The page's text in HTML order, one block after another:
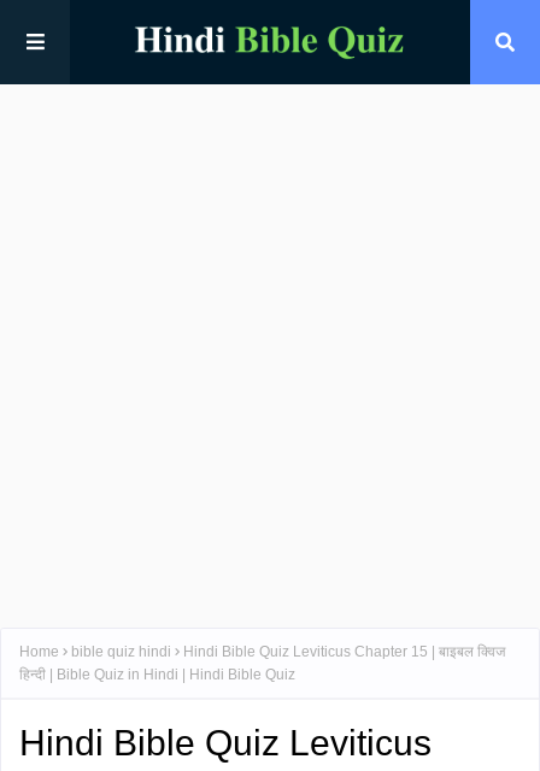
Home bible quiz hindi
Hindi Bible Quiz Leviticus Chapter 15 | बाइबल क्विज
हिन्दी | Bible Quiz in Hindi | Hindi Bible Quiz
Hindi Bible Quiz Leviticus